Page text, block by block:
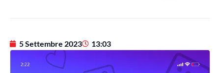
5 Settembre 2023 13:03